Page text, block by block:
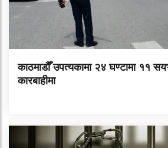
काठमाडौँ उपत्यकामा २४ घण्टामा ११
कारबाहीमा